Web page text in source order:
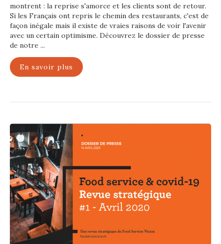
montrent : la reprise s'amorce et les clients sont de retour.
Si les Français ont repris le chemin des restaurants, c'est de
façon inégale mais il existe de vraies raisons de voir l'avenir
avec un certain optimisme. Découvrez le dossier de presse
de notre ...
En savoir plus